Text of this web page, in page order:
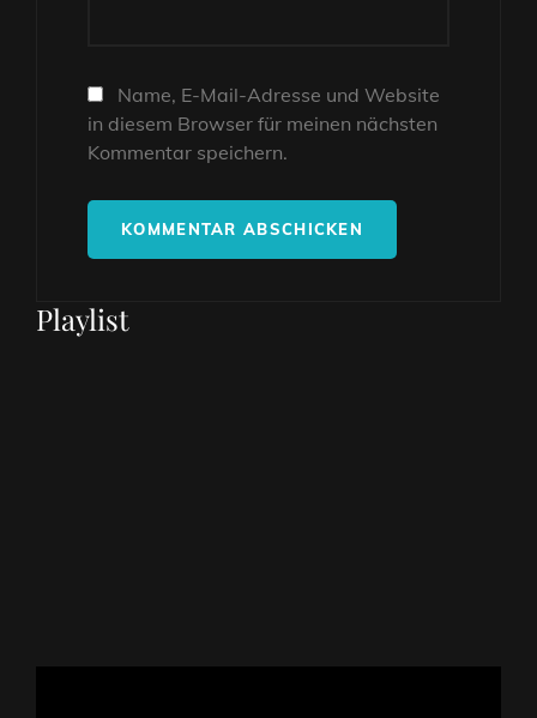
Name, E-Mail-Adresse und Website
in diesem Browser für meinen nächsten
Kommentar speichern.
Playlist